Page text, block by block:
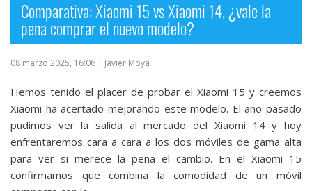
Comparativa: Xiaomi 15 vs Xiaomi 14, ¿vale la
pena comprar el nuevo modelo?
08 marzo 2025, 16:06 | Javier Moya
Hemos tenido el placer de probar el Xiaomi 15 y creemos
Xiaomi ha acertado mejorando este modelo. El año pasado
pudimos ver la salida al mercado del Xiaomi 14 y hoy
enfrentaremos cara a cara a los dos móviles de gama alta
para ver si merece la pena el cambio. En el Xiaomi 15
confirmamos que combina la comodidad de un móvil